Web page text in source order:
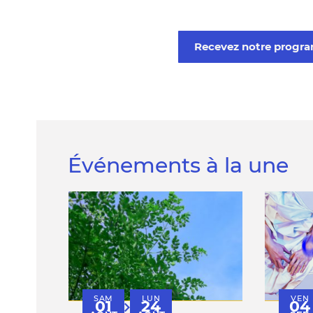
Recevez notre
Événements à la une
SAM
01 LUN
24 VEN
04